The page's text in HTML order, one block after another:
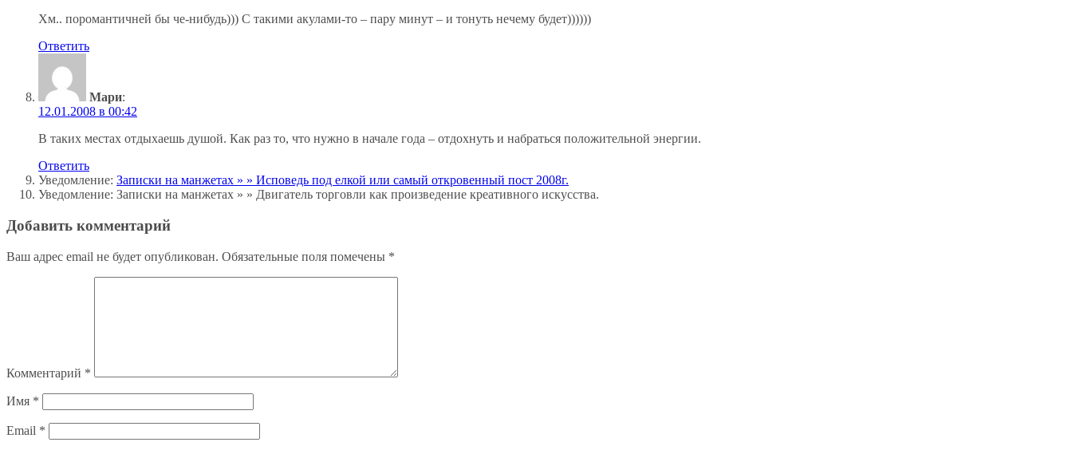
Хм.. поромантичней бы че-нибудь))) С такими акулами-то – пару минут – и тонуть нечему будет))))))
Ответить
Мари:
12.01.2008 в 00:42
В таких местах отдыхаешь душой. Как раз то, что нужно в начале года – отдохнуть и набраться положительной энергии.
Ответить
Уведомление: Записки на манжетах » » Исповедь под елкой или самый откровенный пост 2008г.
Уведомление: Записки на манжетах » » Двигатель торговли как произведение креативного искусства.
Добавить комментарий
Ваш адрес email не будет опубликован. Обязательные поля помечены *
Комментарий *
Имя *
Email *